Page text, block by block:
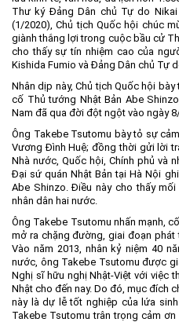
Lao động
Môi trường
Quy hoạch - Xây dựng
Ưu đãi đầu tư
Công nghệ và Sản phẩm
Văn bản khác
Liên hệ
Thư ký Đảng Dân chủ Tự do
(1/2020), Chủ tịch Quốc hội chúc
giành thắng lợi trong cuộc bầu cử
cho thấy sự tín nhiệm cao của
Kishida Fumio và Đảng Dân chủ Tự
Nhân dịp này, Chủ tịch Quốc hội
cố Thủ tướng Nhật Bản Abe
Nam đã qua đời đột ngột vào ngày
Ông Takebe Tsutomu bày tỏ sự
Vương Đình Huệ; đồng thời gửi lời
Nhà nước, Quốc hội, Chính phủ và
Đại sứ quán Nhật Bản tại Hà Nội
Abe Shinzo. Điều này cho thấy
nhân dân hai nước.
Ông Takebe Tsutomu nhấn mạnh,
mở ra chặng đường, giai đoạn
Vào năm 2013, nhân kỷ niệm 40
nước, ông Takebe Tsutomu được
Nghị sĩ hữu nghị Nhật-Việt với việc
Nhật cho đến nay. Do đó, mục đích
này là dự lễ tốt nghiệp của lứa
Takebe Tsutomu trân trọng cảm